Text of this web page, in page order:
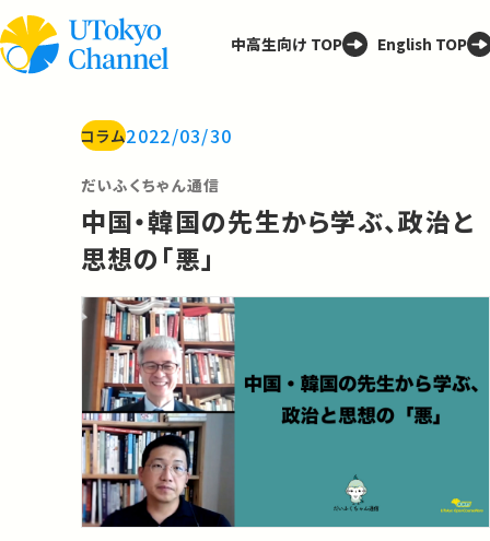
中高生向け TOP English TOP
コラム2022/03/30
だいふくちゃん通信
中国・韓国の先生から学ぶ、政治と
思想の「悪」